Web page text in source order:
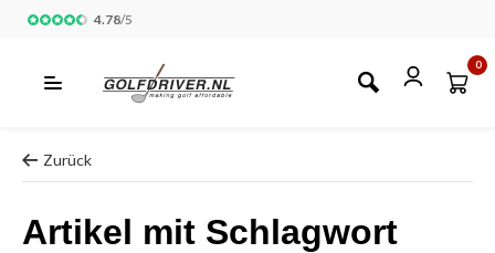
4.78/5
0
Zurück
Artikel mit Schlagwort